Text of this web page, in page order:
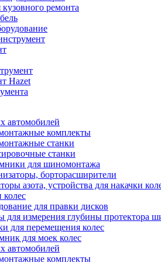
ремонта
Hazet
автомобилей
комплекты
станки
станки
для шиномонтажа
борторасширители
азота, устройства для накачки
для правки дисков
для измерения глубины протектора
для перемещения колес
для моек колеc
автомобилей
комплекты